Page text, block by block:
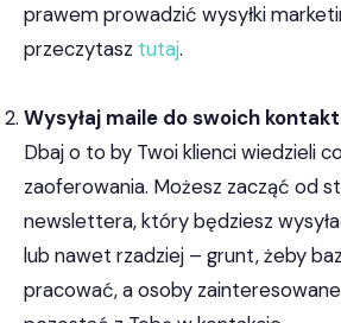
prawem prowadzić wysyłki
przeczytasz tutaj.
Wysyłaj maile do swoich
Dbaj o to by Twoi klienci wiedzieli
zaoferowania. Możesz zacząć od
newslettera, który będziesz
lub nawet rzadziej – grunt, żeby
pracować, a osoby